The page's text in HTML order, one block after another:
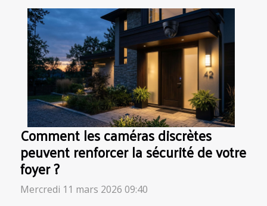
Comment les caméras discrètes
peuvent renforcer la sécurité de votre
foyer ?
Mercredi 11 mars 2026 09:40